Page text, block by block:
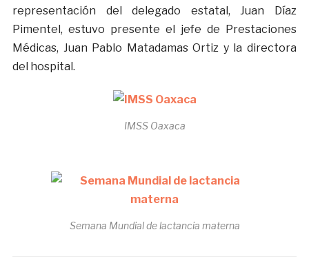
representación del delegado estatal, Juan Díaz
Pimentel, estuvo presente el jefe de Prestaciones
Médicas, Juan Pablo Matadamas Ortiz y la directora
del hospital.
IMSS Oaxaca
Semana Mundial de lactancia materna